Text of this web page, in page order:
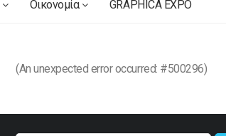
Οικονομία GRAPHICA EXPO
(An unexpected error occurred: #500296)